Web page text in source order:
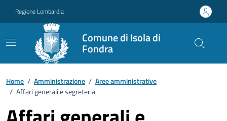
Regione Lombardia
Comune di Isola di
Fondra
Home / Amministrazione / Aree amministrative
/ Affari generali e segreteria